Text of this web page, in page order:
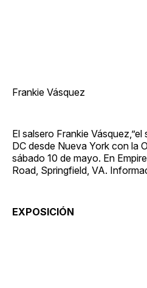
Frankie Vásquez
El salsero Frankie
DC desde Nueva York con la
sábado 10 de mayo. En
Road, Springfield, VA.
EXPOSICIÓN